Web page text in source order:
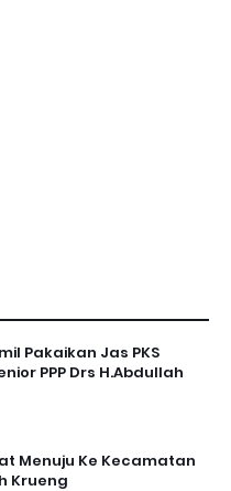
Pakaikan Jas PKS
PPP Drs H.Abdullah
Menuju Ke Kecamatan
Krueng